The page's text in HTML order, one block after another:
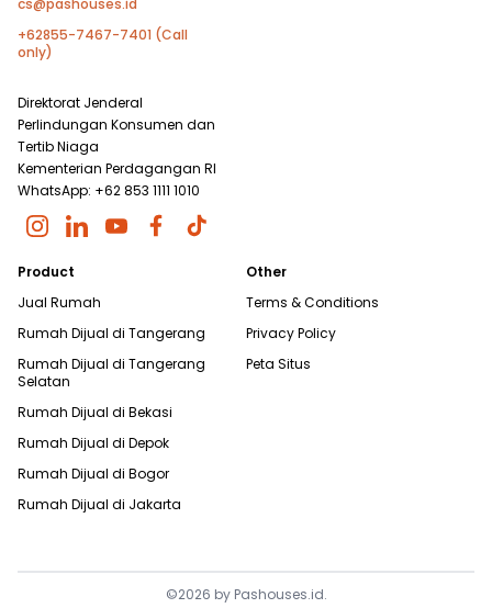
cs@pashouses.id
+62855-7467-7401 (Call
only)
Direktorat Jenderal
Perlindungan Konsumen dan
Tertib Niaga
Kementerian Perdagangan RI
WhatsApp: +62 853 1111 1010
Product
Jual Rumah
Rumah Dijual di Tangerang
Rumah Dijual di Tangerang
Selatan
Rumah Dijual di Bekasi
Rumah Dijual di Depok
Rumah Dijual di Bogor
Rumah Dijual di Jakarta
Other
Terms & Conditions
Privacy Policy
Peta Situs
©2026 by Pashouses.id.